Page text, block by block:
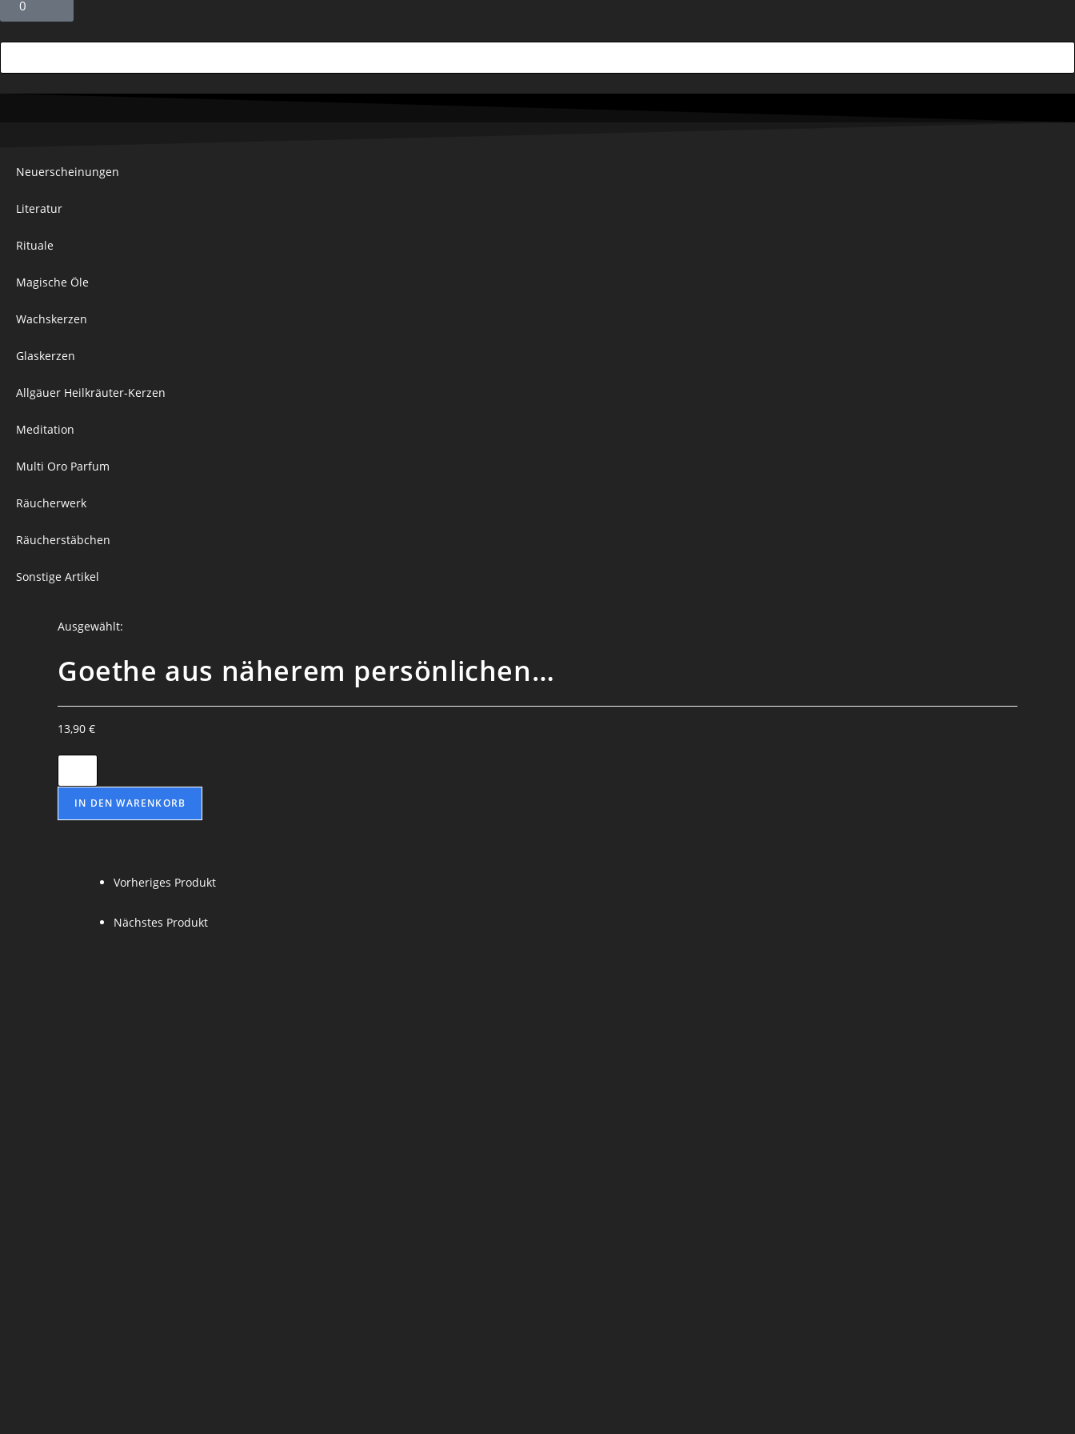
0
Neuerscheinungen
Literatur
Rituale
Magische Öle
Wachskerzen
Glaskerzen
Allgäuer Heilkräuter-Kerzen
Meditation
Multi Oro Parfum
Räucherwerk
Räucherstäbchen
Sonstige Artikel
Ausgewählt:
Goethe aus näherem persönlichen…
13,90 €
IN DEN WARENKORB
Vorheriges Produkt
Nächstes Produkt